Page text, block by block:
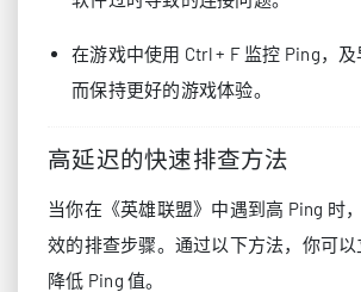
在游戏中使用 Ctrl + F 监控 Ping，
而保持更好的游戏体验。
高延迟的快速排查方法
当你在《英雄联盟》中遇到高 Ping 时
效的排查步骤。通过以下方法，你可
降低 Ping 值。